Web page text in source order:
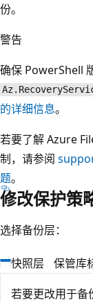
份。
警告
确保 PowerShell
的详细信息。
若要了解 Azure
制，请参阅
题。
修改保护策
选择备份层：
快照层
保管库
若要更改用于备